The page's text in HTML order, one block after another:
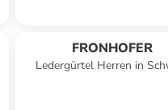
FRONHOFER
Ledergürtel Herren in